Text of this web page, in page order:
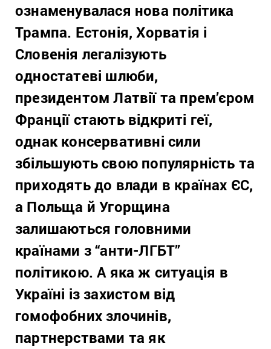
ознаменувалася нова політика
Трампа. Естонія, Хорватія і
Словенія легалізують
одностатеві шлюби,
президентом Латвії та прем’єром
Франції стають відкриті геї,
однак консервативні сили
збільшують свою популярність та
приходять до влади в країнах ЄС,
а Польща й Угорщина
залишаються головними
країнами з “анти-ЛГБТ”
політикою. А яка ж ситуація в
Україні із захистом від
гомофобних злочинів,
партнерствами та як